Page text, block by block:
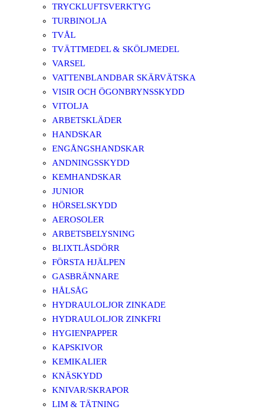
TRYCKLUFTSVERKTYG
TURBINOLJA
TVÅL
TVÄTTMEDEL & SKÖLJMEDEL
VARSEL
VATTENBLANDBAR SKÄRVÄTSKA
VISIR OCH ÖGONBRYNSSKYDD
VITOLJA
ARBETSKLÄDER
HANDSKAR
ENGÅNGSHANDSKAR
ANDNINGSSKYDD
KEMHANDSKAR
JUNIOR
HÖRSELSKYDD
AEROSOLER
ARBETSBELYSNING
BLIXTLÅSDÖRR
FÖRSTA HJÄLPEN
GASBRÄNNARE
HÅLSÅG
HYDRAULOLJOR ZINKADE
HYDRAULOLJOR ZINKFRI
HYGIENPAPPER
KAPSKIVOR
KEMIKALIER
KNÄSKYDD
KNIVAR/SKRAPOR
LIM & TÄTNING